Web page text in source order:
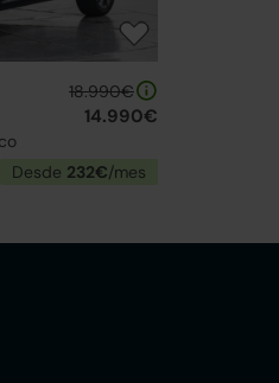
18.990€
14.990€
Desde 232€/mes